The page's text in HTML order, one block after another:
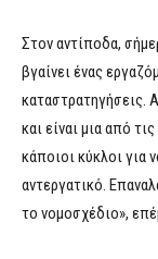
Στον αντίποδα,
βγαίνει ένας
καταστρατηγήσεις.
και είναι μια από
κάποιοι κύκλοι για
αντεργατικό.
το νομοσχέδιο»,